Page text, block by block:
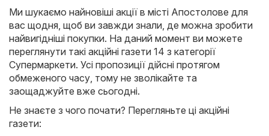
Ми шукаємо найновіші акції в місті Апостолове для
вас щодня, щоб ви завжди знали, де можна зробити
найвигідніші покупки. На даний момент ви можете
переглянути такі акційні газети 14 з категорії
Супермаркети. Усі пропозиції дійсні протягом
обмеженого часу, тому не зволікайте та
заощаджуйте вже сьогодні.
Не знаєте з чого почати? Перегляньте ці акційні
газети: